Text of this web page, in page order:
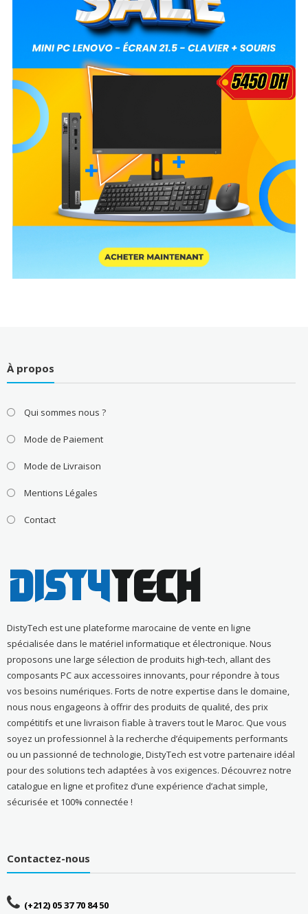
À propos
Qui sommes nous ?
Mode de Paiement
Mode de Livraison
Mentions Légales
Contact
DistyTech est une plateforme marocaine de vente en ligne
spécialisée dans le matériel informatique et électronique. Nous
proposons une large sélection de produits high-tech, allant des
composants PC aux accessoires innovants, pour répondre à tous
vos besoins numériques. Forts de notre expertise dans le domaine,
nous nous engageons à offrir des produits de qualité, des prix
compétitifs et une livraison fiable à travers tout le Maroc. Que vous
soyez un professionnel à la recherche d’équipements performants
ou un passionné de technologie, DistyTech est votre partenaire idéal
pour des solutions tech adaptées à vos exigences. Découvrez notre
catalogue en ligne et profitez d’une expérience d’achat simple,
sécurisée et 100% connectée !
Contactez-nous
(+212) 05 37 70 84 50